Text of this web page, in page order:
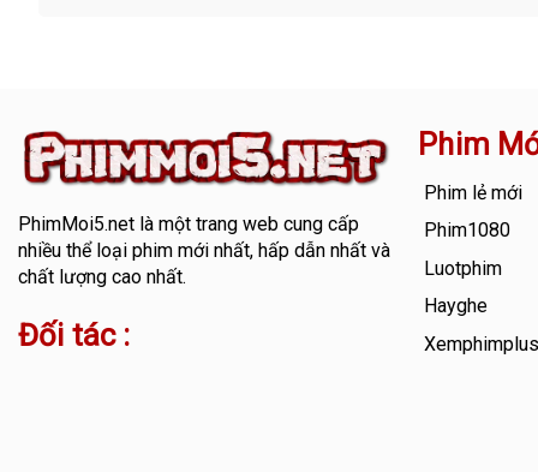
PhimMoi5.netlà một trang web cung cấp
nhiều thể loại phim mới nhất, hấp dẫn nhất và
chất lượng cao nhất.
Đối tác :
Phim
Phim lẻ mới
Phim1080
Luotphim
Hayghe